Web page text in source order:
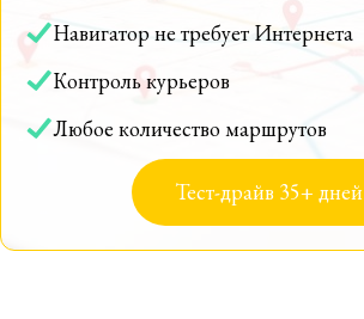
Навигатор не требует Интернета
Контроль курьеров
Любое количество маршрутов
Тест-драйв 35+ дней